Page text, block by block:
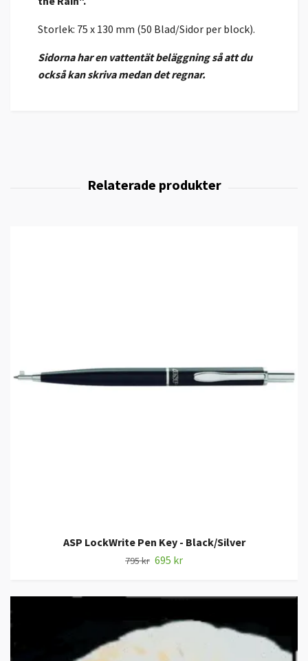
Storlek: 75 x 130 mm (50 Blad/Sidor per block).
Sidorna har en vattentät beläggning så att du
också kan skriva medan det regnar.
ASP LockWrite Pen Key - Black/Silver
795 kr 695 kr